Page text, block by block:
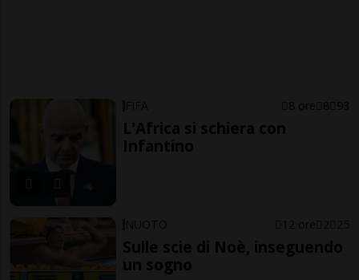
FIFA 8 ore 8 93
L'Africa si schiera con
Infantino
NUOTO 12 ore 2 25
Sulle scie di Noè, inseguendo
un sogno